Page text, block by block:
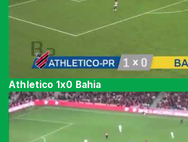
Athletico 1x0 Bahia